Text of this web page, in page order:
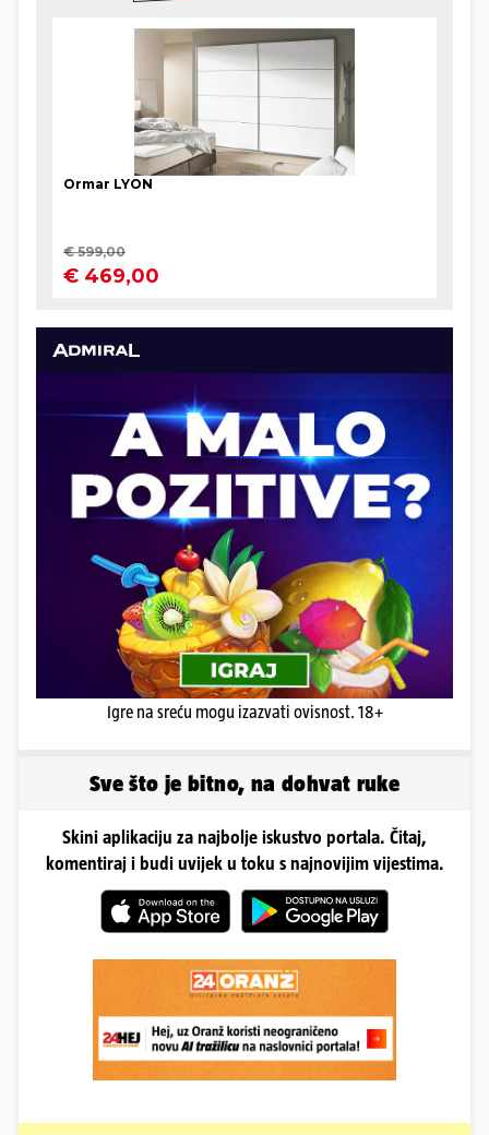
Igre na sreću mogu izazvati ovisnost. 18+
Sve što je bitno, na dohvat ruke
Skini aplikaciju za najbolje iskustvo portala. Čitaj,
komentiraj i budi uvijek u toku s najnovijim vijestima.